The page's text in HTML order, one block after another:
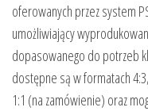
oferowanych przez system
umożliwiający
dopasowanego do potrzeb
dostępne są w formatach
1:1 (na zamówienie) oraz